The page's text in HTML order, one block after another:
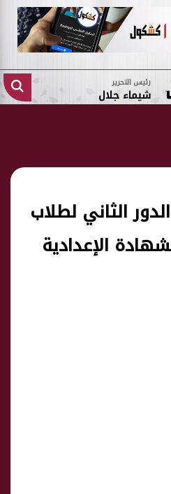
رئيس التحرير
شيماء جلال
الثاني لطلاب
الإعدادية